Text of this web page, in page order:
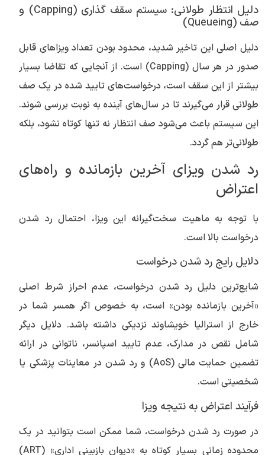
دلیل انتظار طولانی: سیستم سقف گذاری (Capping) و
صف (Queueing)
دلیل اصلی این تاخیر شدید، محدود بودن تعداد ویزاهای قابل
صدور در هر سال (Capping) است. از آنجایی که تقاضا بسیار
بیشتر از این سقف است، درخواست‌های تایید شده در یک صف
طولانی قرار می‌گیرند تا در سال‌های آینده به نوبت بررسی شوند.
این سیستم باعث می‌شود صف انتظار نه تنها کوتاه نشود، بلکه
طولانی‌تر هم گردد.
رد شدن ویزای آخرین بازمانده و راه‌های
اعتراض
با توجه به ماهیت سخت‌گیرانه این ویزا، احتمال رد شدن
درخواست بالا است.
دلایل رایج رد شدن درخواست
شایع‌ترین دلیل رد شدن درخواست، عدم احراز شرط اصلی
«آخرین بازمانده بودن» است، به خصوص اگر همسر شما در
خارج از استرالیا خویشاوند نزدیکی داشته باشد. دلایل دیگر
شامل نقص در مدارک، عدم تایید اسپانسر، ناتوانی در ارائه
تضمین حمایت مالی (AoS) و رد شدن در معاینات پزشکی یا
شخصیتی است.
فرآیند اعتراض به نتیجه ویزا
در صورت رد شدن درخواست، شما ممکن است بتوانید در یک
محدوده زمانی بسیار کوتاه به «دیوان بازبینی اداری» (ART)